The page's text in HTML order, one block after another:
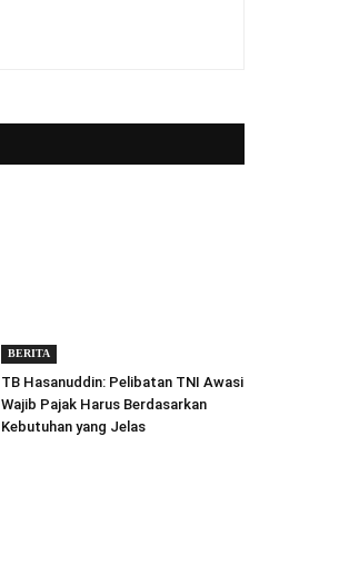
BERITA
TB Hasanuddin: Pelibatan TNI Awasi
Wajib Pajak Harus Berdasarkan
Kebutuhan yang Jelas